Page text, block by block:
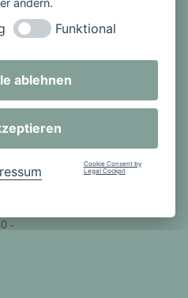
-
Uhr
-
Uhr
-
Uhr
-
ändern.
Funktional
ablehnen
Cookie Consent by
Legal Cockpit